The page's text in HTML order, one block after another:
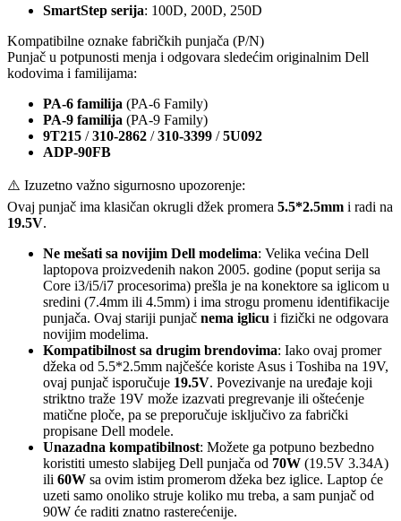
SmartStep serija: 100D, 200D, 250D
Kompatibilne oznake fabričkih punjača (P/N)
Punjač u potpunosti menja i odgovara sledećim originalnim Dell
kodovima i familijama:
PA-6 familija (PA-6 Family)
PA-9 familija (PA-9 Family)
9T215 /310-2862 /310-3399 /5U092
ADP-90FB
⚠️ Izuzetno važno sigurnosno upozorenje:
Ovaj punjač ima klasičan okrugli džek promera 5.5*2.5mm i radi na
19.5V.
Ne mešati sa novijim Dell modelima: Velika većina Dell
laptopova proizvedenih nakon 2005. godine (poput serija sa
Core i3/i5/i7 procesorima) prešla je na konektore sa iglicom u
sredini (7.4mm ili 4.5mm) i ima strogu promenu identifikacije
punjača. Ovaj stariji punjač nema iglicu i fizički ne odgovara
novijim modelima.
Kompatibilnost sa drugim brendovima: Iako ovaj promer
džeka od 5.5*2.5mm najčešće koriste Asus i Toshiba na 19V,
ovaj punjač isporučuje 19.5V. Povezivanje na uređaje koji
striktno traže 19V može izazvati pregrevanje ili oštećenje
matične ploče, pa se preporučuje isključivo za fabrički
propisane Dell modele.
Unazadna kompatibilnost: Možete ga potpuno bezbedno
koristiti umesto slabijeg Dell punjača od 70W (19.5V 3.34A)
ili 60W sa ovim istim promerom džeka bez iglice. Laptop će
uzeti samo onoliko struje koliko mu treba, a sam punjač od
90W će raditi znatno rasterećenije.